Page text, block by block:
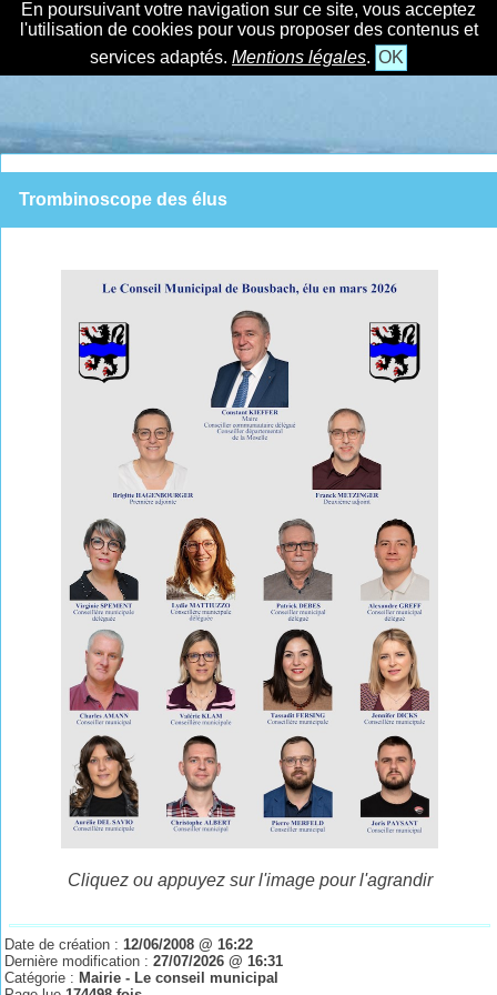
En poursuivant votre navigation sur ce site, vous acceptez
l'utilisation de cookies pour vous proposer des contenus et
services adaptés. Mentions légales. OK
Trombinoscope des élus
Cliquez ou appuyez sur l'image pour l'agrandir
Date de création :12/06/2008 @ 16:22
Dernière modification :27/07/2026 @ 16:31
Catégorie : Mairie - Le conseil municipal